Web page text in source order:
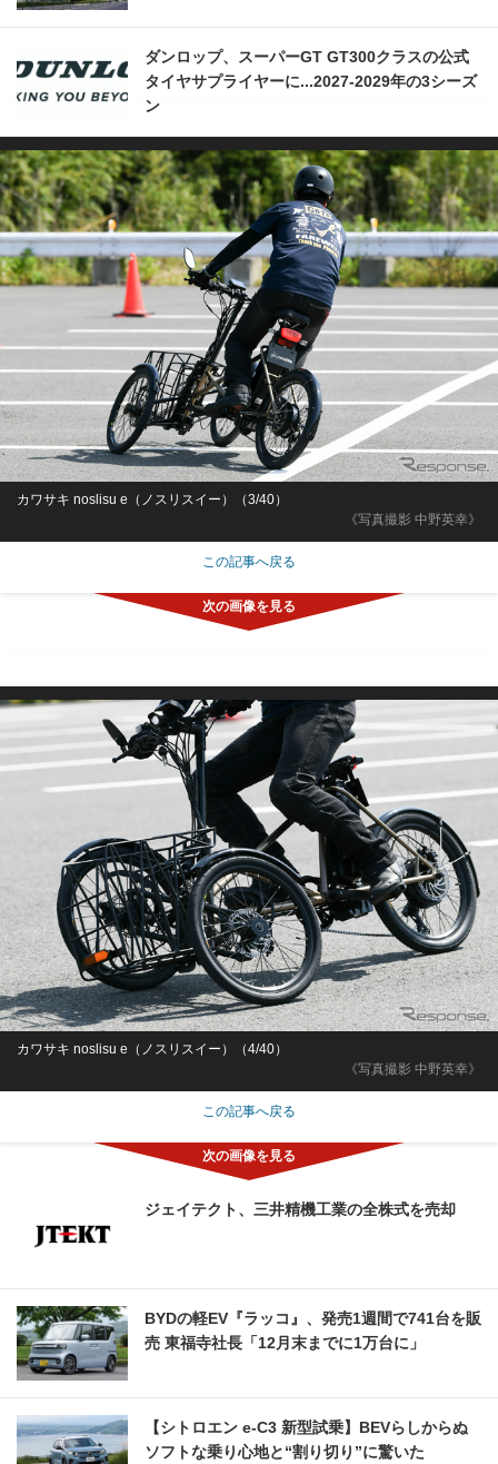
ダンロップ、スーパーGT GT300クラスの公式
タイヤサプライヤーに...2027‐2029年の3シーズ
ン
《写真撮影 中野英幸》
カワサキ noslisu e（ノスリスイー）（3/40）
この記事へ戻る
《写真撮影 中野英幸》
カワサキ noslisu e（ノスリスイー）（4/40）
この記事へ戻る
ジェイテクト、三井精機工業の全株式を売却
BYDの軽EV『ラッコ』、発売1週間で741台を販
売 東福寺社長「12月末までに1万台に」
【シトロエン e-C3 新型試乗】BEVらしからぬ
ソフトな乗り心地と“割り切り”に驚いた